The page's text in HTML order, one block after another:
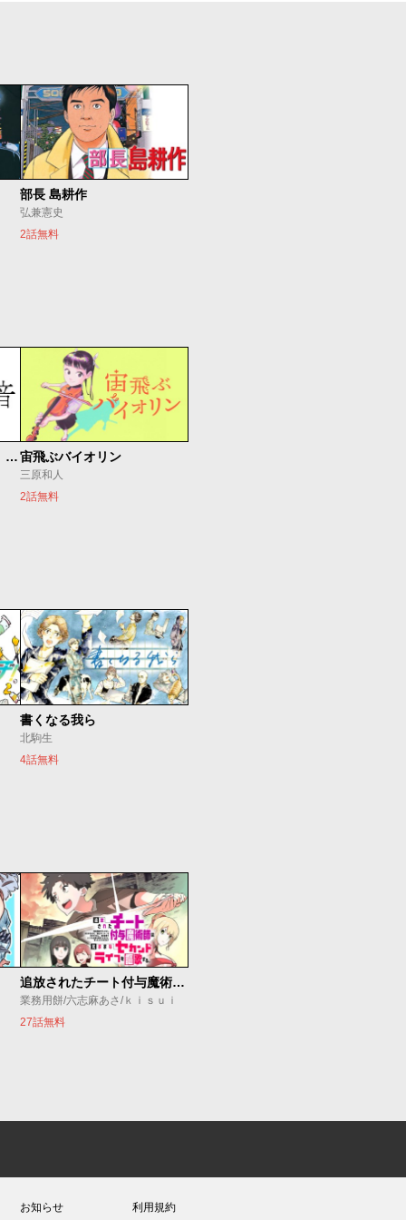
部長 島耕作
弘兼憲史
2話無料
もうひとつのピアノの森 整う音宙飛ぶバイオリン
三原和人
2話無料
書くなる我ら
北駒生
4話無料
追放されたチート付与魔術師は気ままなセカンドライフを謳歌する。 ～俺は武器だけじゃなく、あらゆるものに『強化ポイント』を付与できるし、俺の意思でいつでも効果を解除できるけど、残った人たち大丈夫？～
業務用餅/六志麻あさ/ｋｉｓｕｉ
27話無料
お知らせ 利用規約